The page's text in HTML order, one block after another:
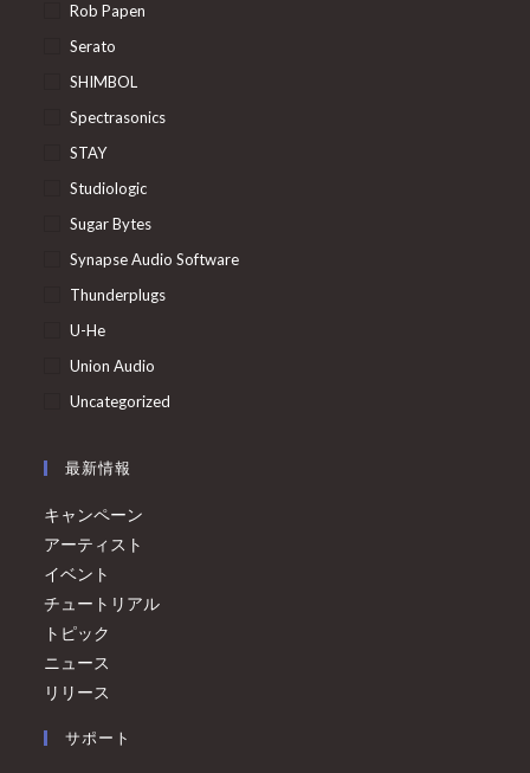
Rob Papen
Serato
SHIMBOL
Spectrasonics
STAY
Studiologic
Sugar Bytes
Synapse Audio Software
Thunderplugs
U-He
Union Audio
Uncategorized
最新情報
キャンペーン
アーティスト
イベント
チュートリアル
トピック
ニュース
リリース
サポート